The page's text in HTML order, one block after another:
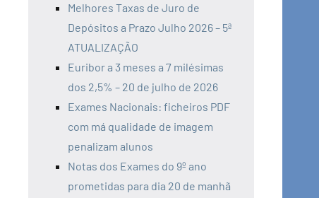
Melhores Taxas de Juro de
Depósitos a Prazo Julho 2026 – 5ª
ATUALIZAÇÃO
Euribor a 3 meses a 7 milésimas
dos 2,5% – 20 de julho de 2026
Exames Nacionais: ficheiros PDF
com má qualidade de imagem
penalizam alunos
Notas dos Exames do 9º ano
prometidas para dia 20 de manhã